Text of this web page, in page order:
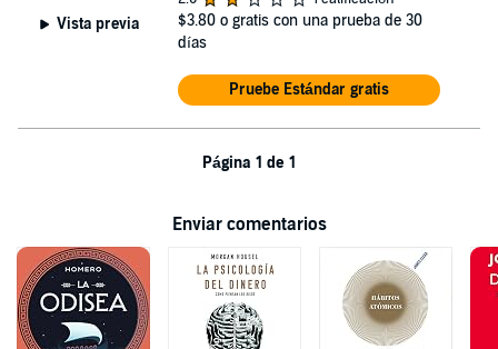
Vista previa $3.80 o gratis con una prueba de 30
días
Pruebe Estándar gratis
Página 1 de 1
Enviar comentarios